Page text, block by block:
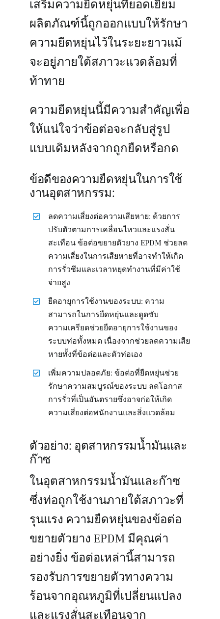
เสริมความยืดหยุ่นที่ยอดเยี่ยม
ผลิตภัณฑ์นี้ถูกออกแบบให้รักษา
ความยืดหยุ่นไว้ในระยะยาวแม้
จะอยู่ภายใต้สภาวะแวดล้อมที่
ท้าทาย
ความยืดหยุ่นนี้มีความสำคัญเพื่อ
ให้แน่ใจว่าข้อต่อจะกลับสู่รูป
แบบเดิมหลังจากถูกยืดหรือกด
ข้อดีของความยืดหยุ่นในการใช้
งานอุตสาหกรรม:
ลดความเสี่ยงต่อความเสียหาย: ด้วยการ
ปรับตัวตามการเคลื่อนไหวและแรงสั่น
สะเทือน ข้อต่อขยายตัวยาง EPDM ช่วยลด
ความเสี่ยงในการเสียหายที่อาจทำให้เกิด
การรั่วซึมและเวลาหยุดทำงานที่มีค่าใช้
จ่ายสูง
ยืดอายุการใช้งานของระบบ: ความ
สามารถในการยืดหยุ่นและดูดซับ
ความเครียดช่วยยืดอายุการใช้งานของ
ระบบท่อทั้งหมด เนื่องจากช่วยลดความเสีย
หายทั้งที่ข้อต่อและตัวท่อเอง
เพิ่มความปลอดภัย: ข้อต่อที่ยืดหยุ่นช่วย
รักษาความสมบูรณ์ของระบบ ลดโอกาส
การรั่วที่เป็นอันตรายซึ่งอาจก่อให้เกิด
ความเสี่ยงต่อพนักงานและสิ่งแวดล้อม
ตัวอย่าง: อุตสาหกรรมน้ำมันและ
ก๊าซ
ในอุตสาหกรรมน้ำมันและก๊าซ
ซึ่งท่อถูกใช้งานภายใต้สภาวะที่
รุนแรง ความยืดหยุ่นของข้อต่อ
ขยายตัวยาง EPDM มีคุณค่า
อย่างยิ่ง ข้อต่อเหล่านี้สามารถ
รองรับการขยายตัวทางความ
ร้อนจากอุณหภูมิที่เปลี่ยนแปลง
และแรงสั่นสะเทือนจาก